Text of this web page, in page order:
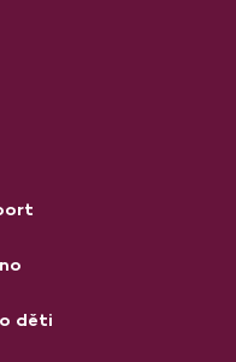
děti